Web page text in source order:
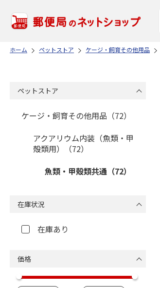
ホーム ペットストア ケージ・飼育その他用品
ペットストア
ケージ・飼育その他用品（72）
アクアリウム内装（魚類・甲
殻類用）（72）
魚類・甲殻類共通（72）
在庫状況
在庫あり
価格